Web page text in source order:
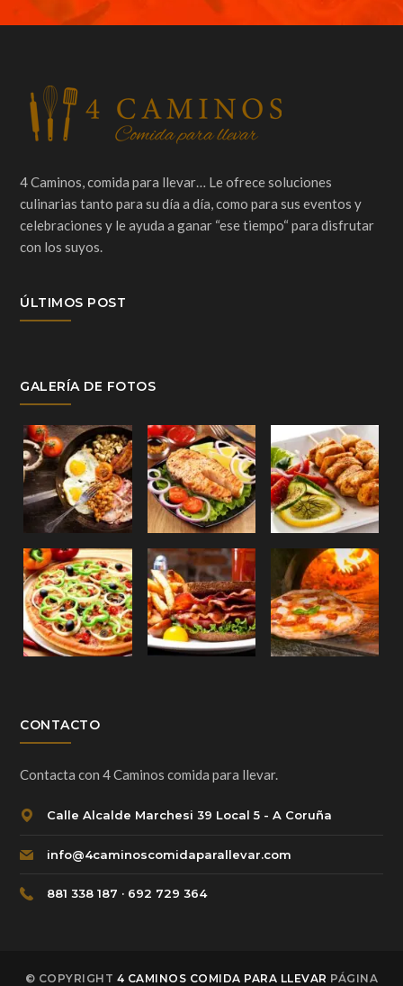
4 Caminos, comida para llevar… Le ofrece soluciones
culinarias tanto para su día a día, como para sus eventos y
celebraciones y le ayuda a ganar “ese tiempo“ para disfrutar
con los suyos.
ÚLTIMOS POST
GALERÍA DE FOTOS
CONTACTO
Contacta con 4 Caminos comida para llevar.
Calle Alcalde Marchesi 39 Local 5 - A Coruña
info@4caminoscomidaparallevar.com
881 338 187 · 692 729 364
© COPYRIGHT 4 CAMINOS COMIDA PARA LLEVAR PÁGINA